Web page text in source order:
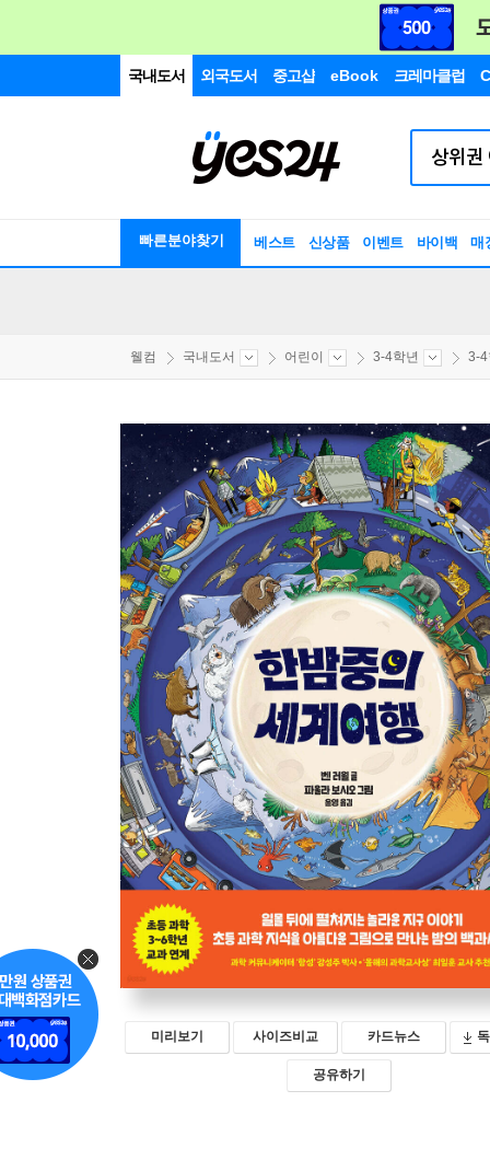
국내도서 외국도서 중고샵 eBook 크레마클럽
빠른분야찾기 베스트 신상품 이벤트 바이백 매
웰컴 국내도서 어린이 3-4학년 3-4
미리보기 사이즈비교 카드뉴스
공유하기